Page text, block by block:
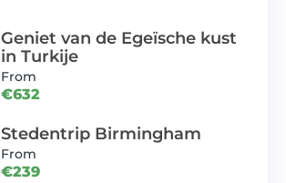
Geniet van de Egeïsche kust
in Turkije
From
€632
Stedentrip Birmingham
From
€239